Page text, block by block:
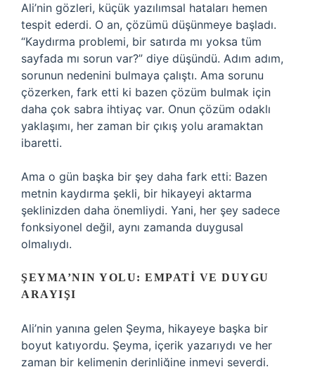
Ali’nin gözleri, küçük yazılımsal hataları hemen
tespit ederdi. O an, çözümü düşünmeye başladı.
“Kaydırma problemi, bir satırda mı yoksa tüm
sayfada mı sorun var?” diye düşündü. Adım adım,
sorunun nedenini bulmaya çalıştı. Ama sorunu
çözerken, fark etti ki bazen çözüm bulmak için
daha çok sabra ihtiyaç var. Onun çözüm odaklı
yaklaşımı, her zaman bir çıkış yolu aramaktan
ibaretti.
Ama o gün başka bir şey daha fark etti: Bazen
metnin kaydırma şekli, bir hikayeyi aktarma
şeklinizden daha önemliydi. Yani, her şey sadece
fonksiyonel değil, aynı zamanda duygusal
olmalıydı.
ŞEYMA’NIN YOLU: EMPATI VE DUYGU
ARAYIŞI
Ali’nin yanına gelen Şeyma, hikayeye başka bir
boyut katıyordu. Şeyma, içerik yazarıydı ve her
zaman bir kelimenin derinliğine inmeyi severdi.